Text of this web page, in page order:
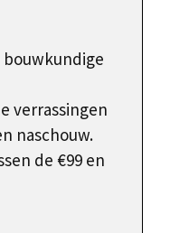
verrassingen
naschouw.
de €99 en